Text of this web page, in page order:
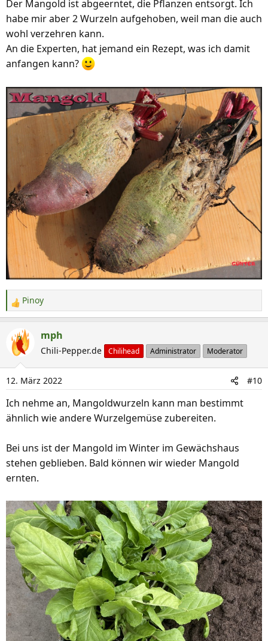
n
:
Der Mangold ist abgeerntet, die Pflanzen entsorgt. Ich
habe mir aber 2 Wurzeln aufgehoben, weil man die auch
wohl verzehren kann.
An die Experten, hat jemand ein Rezept, was ich damit
anfangen kann?
R
e
a
k
i
o
n
n
Pinoy
mph
Chili-Pepper.de Chilihead Administrator Moderator
12. März 2022 #10
Ich nehme an, Mangoldwurzeln kann man bestimmt
ähnlich wie andere Wurzelgemüse zubereiten.
Bei uns ist der Mangold im Winter im Gewächshaus
stehen geblieben. Bald können wir wieder Mangold
ernten.